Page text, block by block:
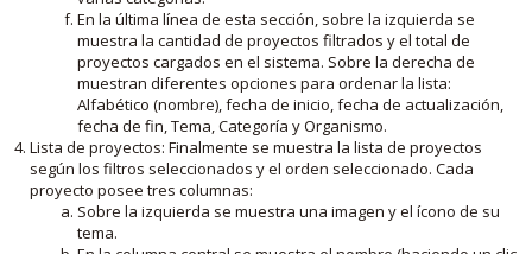
En la última línea de esta sección, sobre la izquierda se
muestra la cantidad de proyectos filtrados y el total de
proyectos cargados en el sistema. Sobre la derecha de
muestran diferentes opciones para ordenar la lista:
Alfabético (nombre), fecha de inicio, fecha de actualización,
fecha de fin, Tema, Categoría y Organismo.
Lista de proyectos: Finalmente se muestra la lista de proyectos
según los filtros seleccionados y el orden seleccionado. Cada
proyecto posee tres columnas:
Sobre la izquierda se muestra una imagen y el ícono de su
tema.